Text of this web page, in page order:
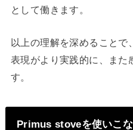
として働きます。
以上の理解を深めること
表現がより実践的に、また
す。
Primus stoveを使いこ